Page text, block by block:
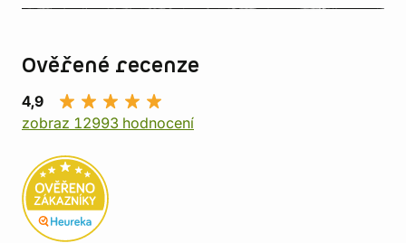
Ověřené recenze
4,9
zobraz 12993 hodnocení